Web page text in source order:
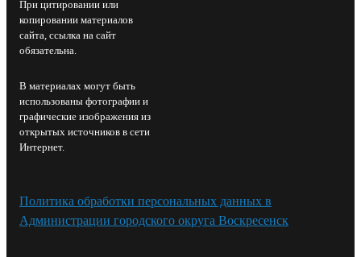
При цитировании или
копировании материалов
сайта, ссылка на сайт
обязательна.
В материалах могут быть
использованы фотографии и
графические изображения из
открытых источников в сети
Интернет.
Политика обработки персональных данных в
Администрации городского округа Воскресенск